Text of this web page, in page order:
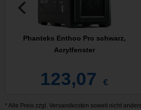
Phanteks Enthoo Pro schwarz,
Acrylfenster
123,07 €
* Alle Preis zzgl. Versandkosten soweit nicht